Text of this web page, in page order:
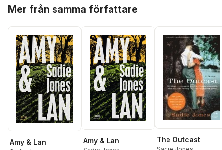
Mer från samma författare
Amy & Lan Amy & Lan The Outcast